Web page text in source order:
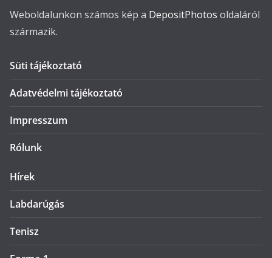
Weboldalunkon számos kép a DepositPhotos oldaláról
származik.
Süti tájékoztató
Adatvédelmi tájékoztató
Impresszum
Rólunk
Hírek
Labdarúgás
Tenisz